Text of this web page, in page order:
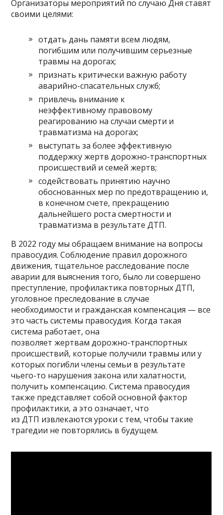
Организаторы мероприятий по случаю Дня ставят
своими целями:
отдать дань памяти всем людям,
погибшим или получившим серьезные
травмы на дорогах;
признать критически важную работу
аварийно-спасательных служб;
привлечь внимание к
неэффективному правовому
реагированию на случаи смерти и
травматизма на дорогах;
выступать за более эффективную
поддержку жертв дорожно-транспортных
происшествий и семей жертв;
содействовать принятию научно
обоснованных мер по предотвращению и,
в конечном счете, прекращению
дальнейшего роста смертности и
травматизма в результате ДТП.
В 2022 году мы обращаем внимание на вопросы
правосудия. Соблюдение правил дорожного
движения, тщательное расследование после
аварии для выяснения того, было ли совершено
преступление, профилактика повторных ДТП,
уголовное преследование в случае
необходимости и гражданская компенсация — все
это часть системы правосудия. Когда такая
система работает, она
позволяет жертвам дорожно-транспортных
происшествий, которые получили травмы или у
которых погибли члены семьи в результате
чьего-то нарушения закона или халатности,
получить компенсацию. Система правосудия
также представляет собой основной фактор
профилактики, а это означает, что
из ДТП извлекаются уроки с тем, чтобы такие
трагедии не повторялись в будущем.